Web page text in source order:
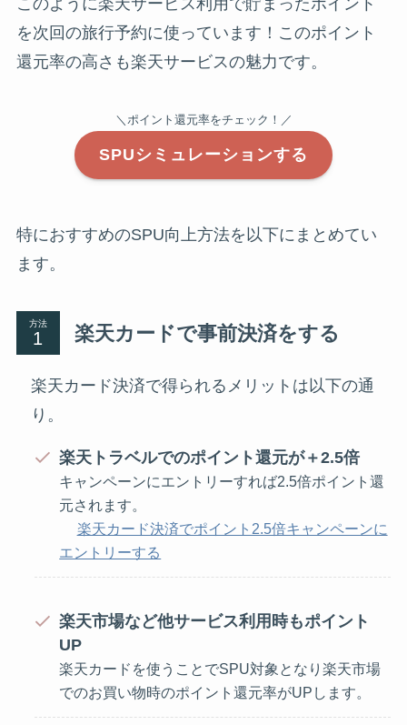
を次回の旅行予約に使っています！このポイント
還元率の高さも楽天サービスの魅力です。
＼ポイント還元率をチェック！／
SPUシミュレーションする
特におすすめのSPU向上方法を以下にまとめてい
ます。
方法 楽天カードで事前決済をする
楽天カード決済で得られるメリットは以下の通
り。
楽天トラベルでのポイント還元が＋2.5倍
キャンペーンにエントリーすれば2.5倍ポイント還
元されます。
楽天カード決済でポイント2.5倍キャンペーンに
エントリーする
楽天市場など他サービス利用時もポイント
UP
楽天カードを使うことでSPU対象となり楽天市場
でのお買い物時のポイント還元率がUPします。